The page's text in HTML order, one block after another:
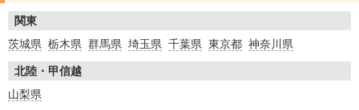
関東
茨城県 栃木県 群馬県 埼玉県 千葉県 東京都 神奈川県
北陸・甲信越
山梨県